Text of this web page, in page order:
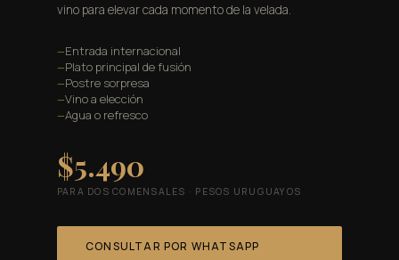
vino para elevar cada momento de la velada.
Entrada internacional
Plato principal de fusión
Postre sorpresa
Vino a elección
Agua o refresco
$5.490
PARA DOS COMENSALES · PESOS URUGUAYOS
CONSULTAR POR WHATSAPP